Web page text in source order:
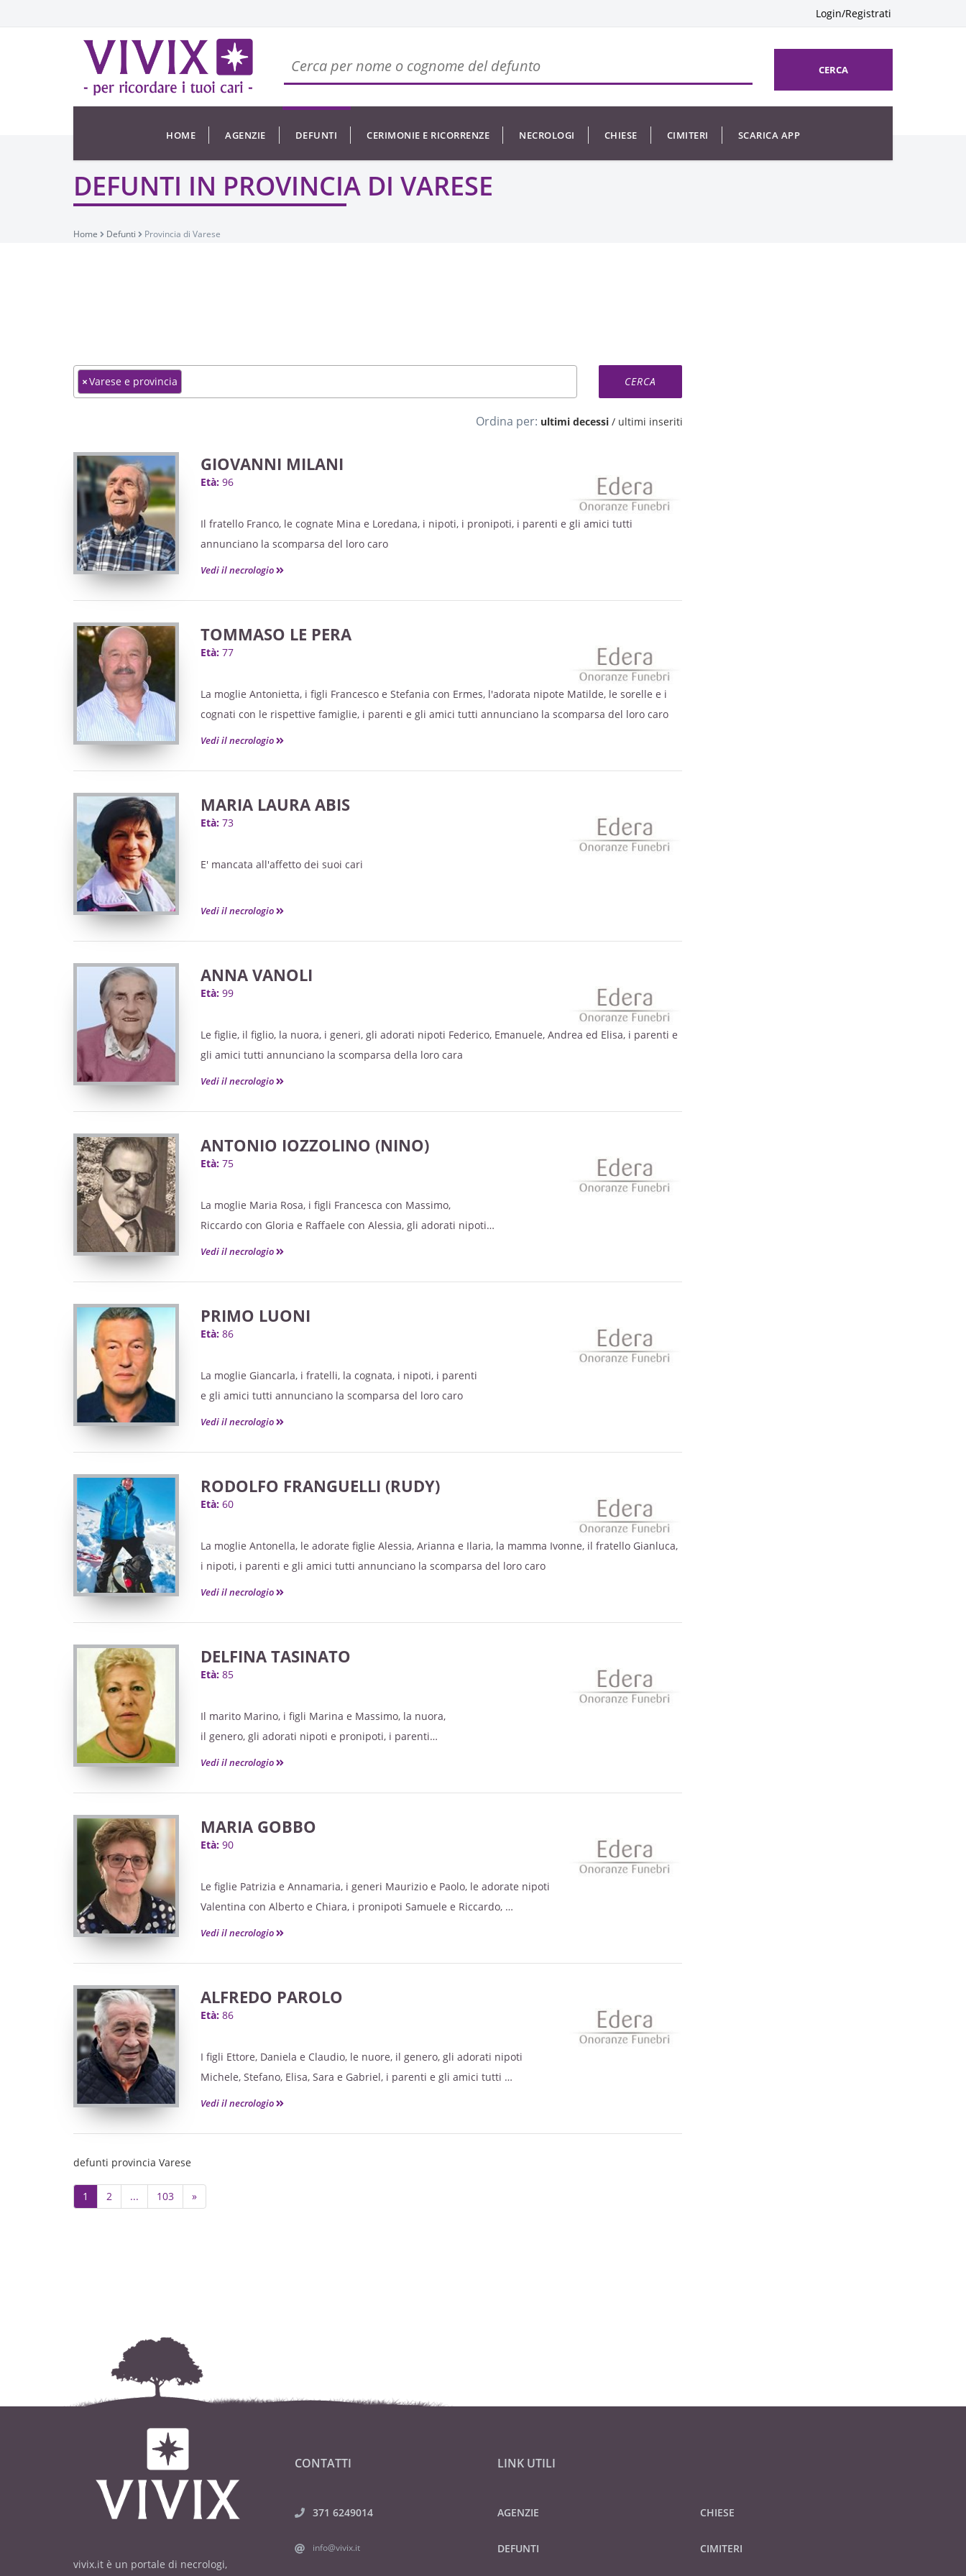
Login/Registrati
CERCA
HOME AGENZIE DEFUNTI CERIMONIE E RICORRENZE NECROLOGI CHIESE CIMITERI SCARICA APP
DEFUNTI IN PROVINCIA DI VARESE
Home Defunti Provincia di Varese
×Varese e provincia
Ordina per: ultimi decessi/ ultimi inseriti
GIOVANNI MILANI
Età: 96
Il fratello Franco, le cognate Mina e Loredana, i nipoti, i pronipoti, i parenti e gli amici tutti
annunciano la scomparsa del loro caro
Vedi il necrologio
TOMMASO LE PERA
Età: 77
La moglie Antonietta, i figli Francesco e Stefania con Ermes, l'adorata nipote Matilde, le sorelle e i
cognati con le rispettive famiglie, i parenti e gli amici tutti annunciano la scomparsa del loro caro
Vedi il necrologio
MARIA LAURA ABIS
Età: 73
E' mancata all'affetto dei suoi cari
Vedi il necrologio
ANNA VANOLI
Età: 99
Le figlie, il figlio, la nuora, i generi, gli adorati nipoti Federico, Emanuele, Andrea ed Elisa, i parenti e
gli amici tutti annunciano la scomparsa della loro cara
Vedi il necrologio
ANTONIO IOZZOLINO (NINO)
Età: 75
La moglie Maria Rosa, i figli Francesca con Massimo,
Riccardo con Gloria e Raffaele con Alessia, gli adorati nipoti
Gabriele, Alessandro, Virginia, Linda e Filippo, i parenti
Vedi il necrologio
PRIMO LUONI
Età: 86
La moglie Giancarla, i fratelli, la cognata, i nipoti, i parenti
e gli amici tutti annunciano la scomparsa del loro caro
Vedi il necrologio
RODOLFO FRANGUELLI (RUDY)
Età: 60
La moglie Antonella, le adorate figlie Alessia, Arianna e Ilaria, la mamma Ivonne, il fratello Gianluca,
i nipoti, i parenti e gli amici tutti annunciano la scomparsa del loro caro
Vedi il necrologio
DELFINA TASINATO
Età: 85
Il marito Marino, i figli Marina e Massimo, la nuora,
il genero, gli adorati nipoti e pronipoti, i parenti
e gli amici tutti annunciano la scomparsa della loro cara
Vedi il necrologio
MARIA GOBBO
Età: 90
Le figlie Patrizia e Annamaria, i generi Maurizio e Paolo, le adorate nipoti
Valentina con Alberto e Chiara, i pronipoti Samuele e Riccardo,
i parenti e gli amici tutti annunciano la scomparsa della loro cara
Vedi il necrologio
ALFREDO PAROLO
Età: 86
I figli Ettore, Daniela e Claudio, le nuore, il genero, gli adorati nipoti
Michele, Stefano, Elisa, Sara e Gabriel, i parenti e gli amici tutti
annunciano la scomparsa del loro caro
Vedi il necrologio
defunti provincia Varese
1 2 ... 103 »Next
vivix.it è un portale di necrologi,
CONTATTI
371 6249014
info@vivix.it
LINK UTILI
AGENZIE
DEFUNTI
CHIESE
CIMITERI